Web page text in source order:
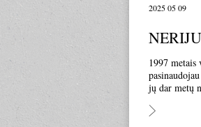
2025 05 09
1997
jų dar metų